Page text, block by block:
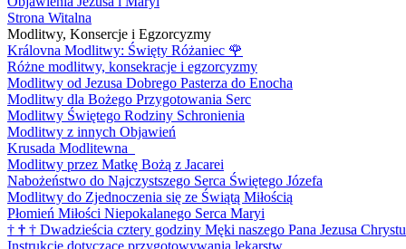
Strona Witalna
Modlitwy, Konsercje i Egzorcyzmy
Královna Modlitwy: Święty Różaniec 🌹
Różne modlitwy, konsekracje i egzorcyzmy
Modlitwy od Jezusa Dobrego Pasterza do Enocha
Modlitwy dla Bożego Przygotowania Serc
Modlitwy Świętego Rodziny Schronienia
Modlitwy z innych Objawień
Krusada Modlitewna
Modlitwy przez Matkę Bożą z Jacarei
Nabożeństwo do Najczystszego Serca Świętego Józefa
Modlitwy do Zjednoczenia się ze Świątą Miłością
Płomień Miłości Niepokalanego Serca Maryi
† † † Dwadzieścia cztery godziny Męki naszego Pana Jezusa
Instrukcje dotyczące przygotowywania lekarstw